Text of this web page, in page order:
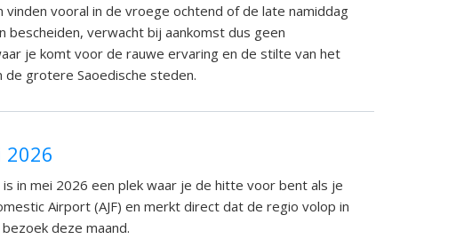
vooral in de vroege ochtend of de late namiddag
bescheiden, verwacht bij aankomst dus geen
je komt voor de rauwe ervaring en de stilte van het
grotere Saoedische steden.
2026
in mei 2026 een plek waar je de hitte voor bent als je
Airport (AJF) en merkt direct dat de regio volop in
deze maand.